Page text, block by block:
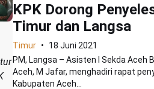
KPK Dorong
Timur dan Langsa
Timur
18 Juni 2021
PM, Langsa – Asisten I Sekda Aceh
Aceh, M Jafar, menghadiri rapat
Kabupaten Aceh...